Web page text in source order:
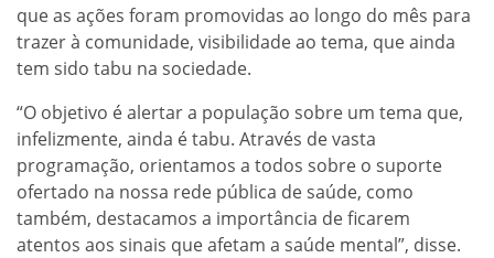
que as ações foram promovidas ao longo do mês para
trazer à comunidade, visibilidade ao tema, que ainda
tem sido tabu na sociedade.
“O objetivo é alertar a população sobre um tema que,
infelizmente, ainda é tabu. Através de vasta
programação, orientamos a todos sobre o suporte
ofertado na nossa rede pública de saúde, como
também, destacamos a importância de ficarem
atentos aos sinais que afetam a saúde mental”, disse.